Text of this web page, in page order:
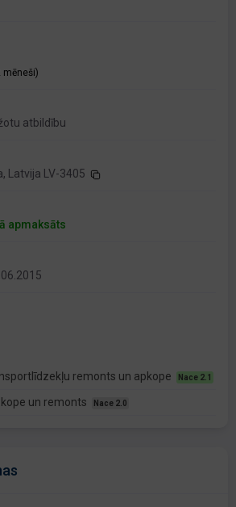
mēneši)
atbildību
Latvija LV-3405
apmaksāts
remonts un apkope Nace 2.1
un remonts Nace 2.0